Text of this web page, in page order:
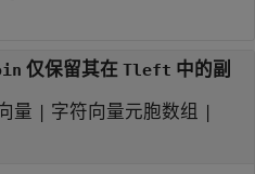
仅保留其在 Tleft 中的副
量 | 字符向量元胞数组 |